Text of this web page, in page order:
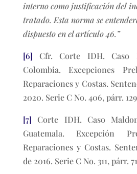
interno como justificación del
tratado. Esta norma se
dispuesto en el artículo 46.”
[6] Cfr. Corte IDH. Caso
Colombia. Excepciones
Reparaciones y Costas.
2020. Serie C No. 406, párr.
[7] Corte IDH. Caso
Guatemala. Excepción
Reparaciones y Costas.
de 2016. Serie C No. 311, párr.